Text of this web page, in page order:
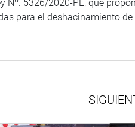
Nº. 5326/2020-PE, que
para el deshacinamiento de